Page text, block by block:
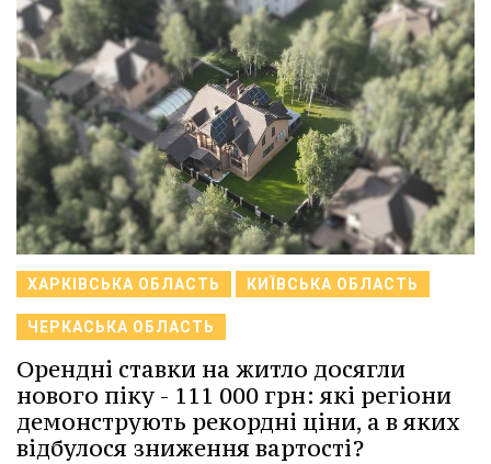
ХАРКІВСЬКА ОБЛАСТЬ КИЇВСЬКА ОБЛАСТЬ
ЧЕРКАСЬКА ОБЛАСТЬ
Орендні ставки на житло досягли
нового піку - 111 000 грн: які регіони
демонструють рекордні ціни, а в яких
відбулося зниження вартості?